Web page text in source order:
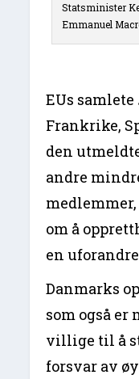
Statsminister
Emmanuel
EUs samlete
Frankrike,
den
andre
om å
en
Danmarks
som også er
villige til å
forsvar av